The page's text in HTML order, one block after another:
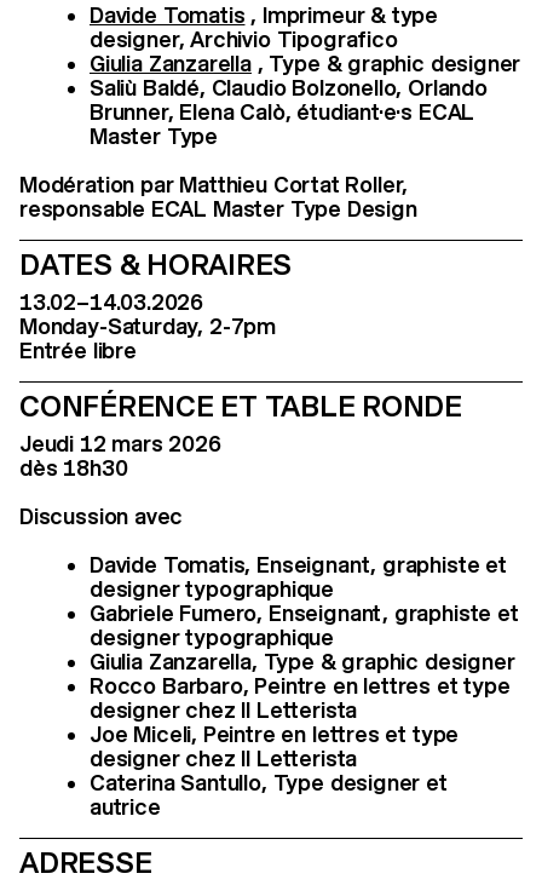
Davide Tomatis , Imprimeur & type
designer, Archivio Tipografico
Giulia Zanzarella, Type & graphic designer
Saliù Baldé, Claudio Bolzonello, Orlando
Brunner, Elena Calò, étudiant·e·s ECAL
Master Type
Modération par Matthieu Cortat Roller,
responsable ECAL Master Type Design
DATES & HORAIRES
13.02–14.03.2026
Monday-Saturday, 2-7pm
Entrée libre
CONFÉRENCE ET TABLE RONDE
Jeudi 12 mars 2026
dès 18h30
Discussion avec
Davide Tomatis, Enseignant, graphiste et
designer typographique
Gabriele Fumero, Enseignant, graphiste et
designer typographique
Giulia Zanzarella, Type & graphic designer
Rocco Barbaro, Peintre en lettres et type
designer chez Il Letterista
Joe Miceli, Peintre en lettres et type
designer chez Il Letterista
Caterina Santullo, Type designer et
autrice
ADRESSE